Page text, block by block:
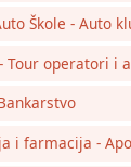
Škole - Auto
Tour operatori i
i farmacija -